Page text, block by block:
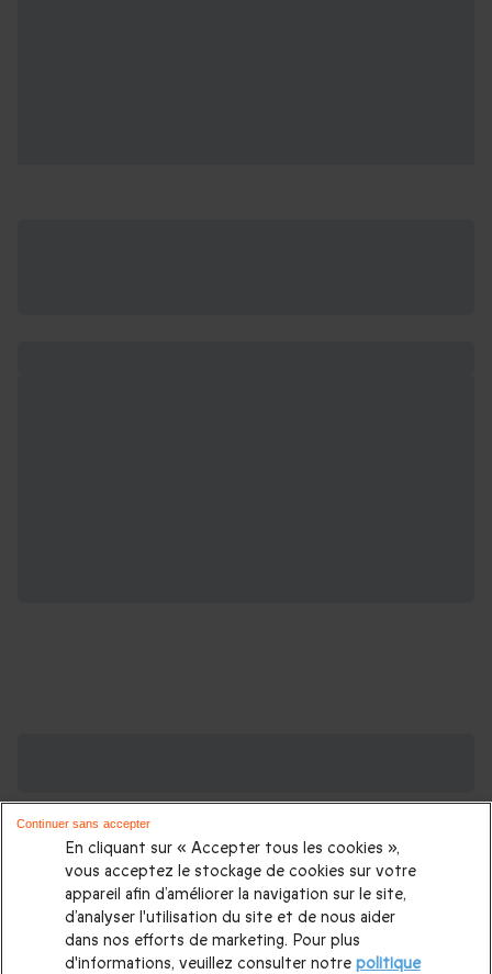
Cadeau anniversaire femme
Coffret cadeau Noël|Cadeau Noël femme|Cadeau Noël
homme|Idée cadeau Femme|Idée cadeau Homme
Cadeau Couple |Cadeaux Fête des Mères |Cadeaux Fête
En cliquant sur « Accepter tous les cookies »,
vous acceptez le stockage de cookies sur votre
appareil afin d’améliorer la navigation sur le site,
d’analyser l'utilisation du site et de nous aider
dans nos efforts de marketing. Pour plus
d'informations, veuillez consulter notre politique
Continuer sans accepter